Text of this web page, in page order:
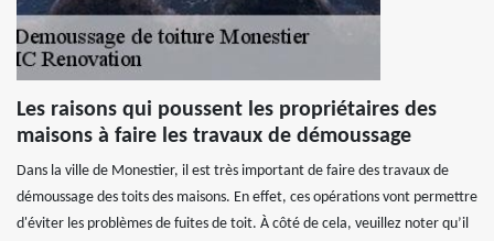
Les raisons qui poussent les propriétaires des
maisons à faire les travaux de démoussage
Dans la ville de Monestier, il est très important de faire des travaux de
démoussage des toits des maisons. En effet, ces opérations vont permettre
d'éviter les problèmes de fuites de toit. À côté de cela, veuillez noter qu’il